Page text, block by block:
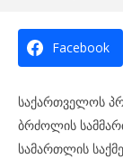
Facebook
საქართველოს
ბრძოლის
სამართლის